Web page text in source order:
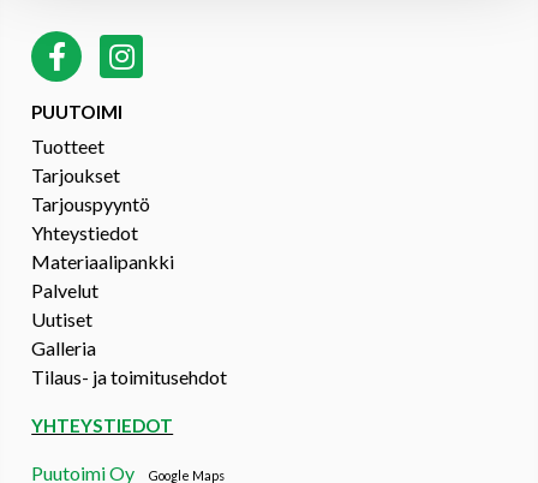
PUUTOIMI
Tuotteet
Tarjoukset
Tarjouspyyntö
Yhteystiedot
Materiaalipankki
Palvelut
Uutiset
Galleria
Tilaus- ja toimitusehdot
YHTEYSTIEDOT
Puutoimi OyGoogle Maps